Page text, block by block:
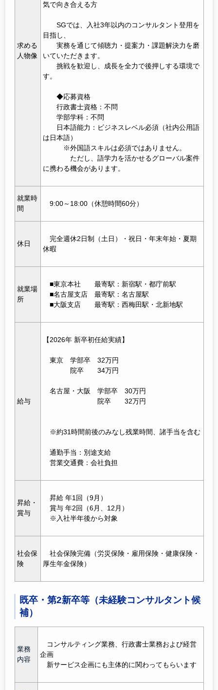
求める
人物像
気で向き合える方
SGでは、入社3年以内のコンサルタント登用を
目指し、
実務を通じて傾聴力・提案力・課題解決力を磨
いていただきます。
挑戦を歓迎し、成長を全力で後押しする環境で
す。
◆応募資格
行政書士資格：不問
学部学科：不問
日本語能力：ビジネスレベル必須（社内公用語
は日本語）
※外国語スキルは必須ではありません。
ただし、語学力を活かせるグローバル案件
に携わる機会があります。
就業時
間
9:00～18:00（休憩時間60分）
休日
完全週休2日制（土日）・祝日・年末年始・夏期
休暇
就業場
所
■東京本社 最寄駅：新宿駅 ・都庁前駅
■名古屋支店最寄駅：名古屋駅
■大阪支店最寄駅：西梅田駅・北新地駅
給与
【2026年 新卒初任給実績】
東京 学部卒 32万円
院卒 34万円
名古屋・大阪 学部卒 30万円
院卒 32万円
※約31時間前後のみなし残業時間、諸手当を含む
通勤手当：別途支給
営業交通費：会社負担
昇給・
賞与
昇給 年1回（9月）
賞与 年2回（6月、12月）
※入社半年後から対象
社会保
険
社会保険完備（労災保険・雇用保険・健康保険・
厚生年金保険）
既卒・第2新卒等（未経験コンサルタント候
補）
業務
内容
コンサルティング業務、行政書士業務および経営
企画
新サービス企画にも主体的に関わってもらいます